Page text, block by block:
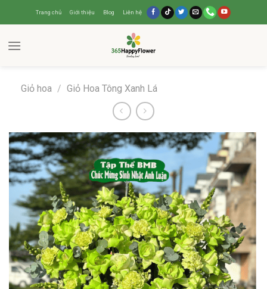
Trang chủ Giới thiệu Blog Liên hệ
Giỏ hoa / Giỏ Hoa Tông Xanh Lá